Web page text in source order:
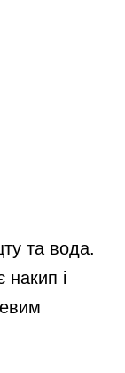
та вода.
накип і